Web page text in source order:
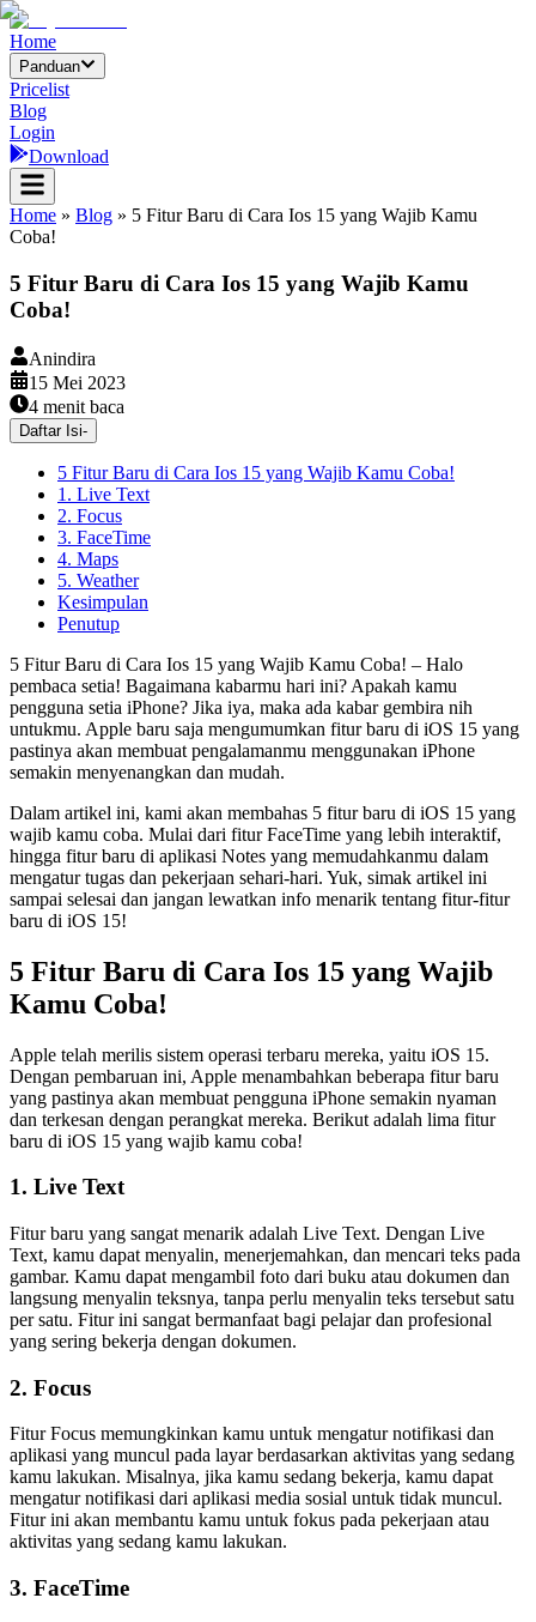
Home
Panduan
Pricelist
Blog
Login
Download
Home » Blog » 5 Fitur Baru di Cara Ios 15 yang Wajib Kamu
Coba!
5 Fitur Baru di Cara Ios 15 yang Wajib Kamu
Coba!
Anindira
15 Mei 2023
4 menit baca
Daftar Isi-
5 Fitur Baru di Cara Ios 15 yang Wajib Kamu Coba!
1. Live Text
2. Focus
3. FaceTime
4. Maps
5. Weather
Kesimpulan
Penutup
5 Fitur Baru di Cara Ios 15 yang Wajib Kamu Coba! – Halo
pembaca setia! Bagaimana kabarmu hari ini? Apakah kamu
pengguna setia iPhone? Jika iya, maka ada kabar gembira nih
untukmu. Apple baru saja mengumumkan fitur baru di iOS 15 yang
pastinya akan membuat pengalamanmu menggunakan iPhone
semakin menyenangkan dan mudah.
Dalam artikel ini, kami akan membahas 5 fitur baru di iOS 15 yang
wajib kamu coba. Mulai dari fitur FaceTime yang lebih interaktif,
hingga fitur baru di aplikasi Notes yang memudahkanmu dalam
mengatur tugas dan pekerjaan sehari-hari. Yuk, simak artikel ini
sampai selesai dan jangan lewatkan info menarik tentang fitur-fitur
baru di iOS 15!
5 Fitur Baru di Cara Ios 15 yang Wajib
Kamu Coba!
Apple telah merilis sistem operasi terbaru mereka, yaitu iOS 15.
Dengan pembaruan ini, Apple menambahkan beberapa fitur baru
yang pastinya akan membuat pengguna iPhone semakin nyaman
dan terkesan dengan perangkat mereka. Berikut adalah lima fitur
baru di iOS 15 yang wajib kamu coba!
1. Live Text
Fitur baru yang sangat menarik adalah Live Text. Dengan Live
Text, kamu dapat menyalin, menerjemahkan, dan mencari teks pada
gambar. Kamu dapat mengambil foto dari buku atau dokumen dan
langsung menyalin teksnya, tanpa perlu menyalin teks tersebut satu
per satu. Fitur ini sangat bermanfaat bagi pelajar dan profesional
yang sering bekerja dengan dokumen.
2. Focus
Fitur Focus memungkinkan kamu untuk mengatur notifikasi dan
aplikasi yang muncul pada layar berdasarkan aktivitas yang sedang
kamu lakukan. Misalnya, jika kamu sedang bekerja, kamu dapat
mengatur notifikasi dari aplikasi media sosial untuk tidak muncul.
Fitur ini akan membantu kamu untuk fokus pada pekerjaan atau
aktivitas yang sedang kamu lakukan.
3. FaceTime